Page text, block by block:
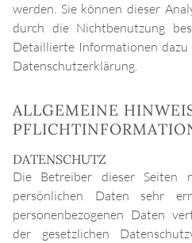
werden. Sie können dieser
durch die Nichtbenutzung
Detaillierte Informationen
Datenschutzerklärung.
ALLGEMEINE
DATENSCHUTZ
Die Betreiber dieser Seiten
persönlichen Daten sehr
personenbezogenen Daten
der gesetzlichen